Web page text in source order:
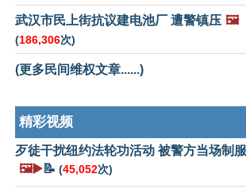
武汉市民上街抗议建电池厂 遭警镇压 🖼️
(186,306次)
(更多民间维权文章......)
精彩视频
歹徒干扰纽约法轮功活动 被警方当场制服
🖼️▶️📝 (45,052次)